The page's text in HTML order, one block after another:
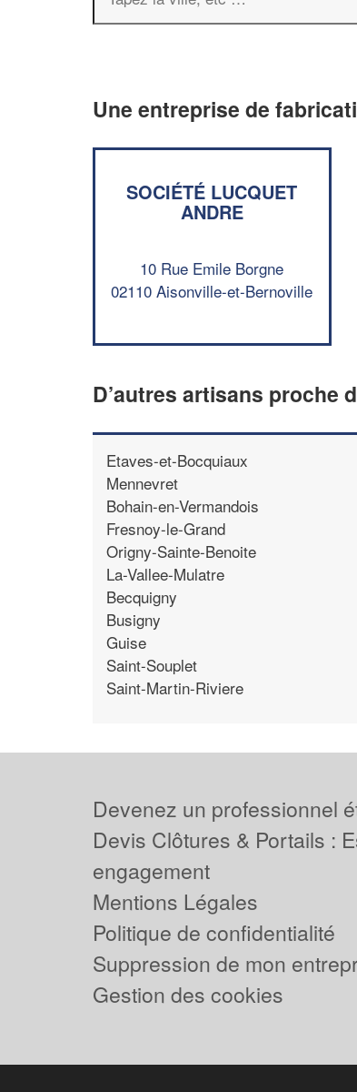
Une entreprise de
SOCIÉTÉ LUCQUET
ANDRE
10 Rue Emile Borgne
02110 Aisonville-et-Bernoville
D’autres artisans proche
Etaves-et-Bocquiaux
Mennevret
Bohain-en-Vermandois
Fresnoy-le-Grand
Origny-Sainte-Benoite
La-Vallee-Mulatre
Becquigny
Busigny
Guise
Saint-Souplet
Saint-Martin-Riviere
Devenez un professionnel
Devis Clôtures & Portails :
engagement
Mentions Légales
Politique de confidentialité
Suppression de mon
Gestion des cookies